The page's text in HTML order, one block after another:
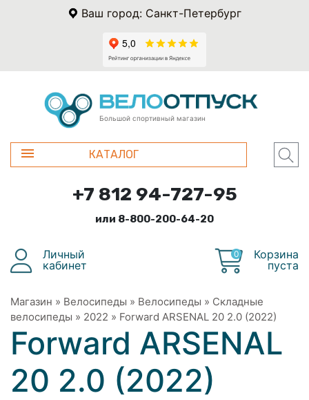
Ваш город: Санкт-Петербург
Большой спортивный магазин
КАТАЛОГ
+7 812 94-727-95
или 8-800-200-64-20
Личный
кабинет
0
Корзина
пуста
Магазин » Велосипеды » Велосипеды » Складные
велосипеды » 2022 » Forward ARSENAL 20 2.0 (2022)
Forward ARSENAL
20 2.0 (2022)